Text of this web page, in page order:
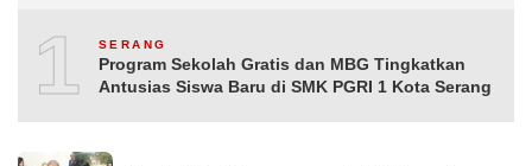
10SERANG
Program Sekolah Gratis dan MBG Tingkatkan
Antusias Siswa Baru di SMK PGRI 1 Kota Serang